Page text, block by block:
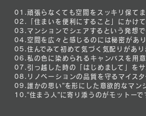
01.頑張らなくても空間をスッキリ保て
02.
「住まいを便利にすること」にかけ
03.マンションでシェアするという発想
04. 空間を広々と感じるのには秘密があ
05.住んでみて初めて気づく気配りがあり
06.私の色に染められるキャンバスを用
07. 引っ越した時の「はじめまして」を
08. リノベーションの品質を守るマイス
09.誰かの思い”を形にした意欲的なマン
10.“住まう人”に寄り添うのがモットーで